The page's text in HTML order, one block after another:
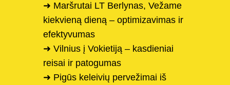
➜ Maršrutai LT Berlynas, Vežame
kiekvieną dieną – optimizavimas ir
efektyvumas
➜ Vilnius į Vokietiją – kasdieniai
reisai ir patogumas
➜ Pigūs keleivių pervežimai iš